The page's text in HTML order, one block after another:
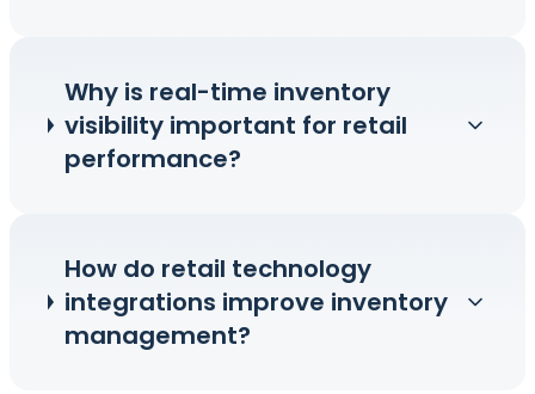
Why is real-time inventory
visibility important for retail
performance?
How do retail technology
integrations improve inventory
management?